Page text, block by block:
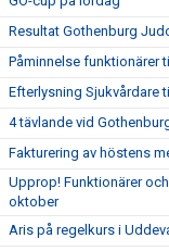
Resultat Gothenburg
Påminnelse funktionärer
Efterlysning Sjukvårdare
4 tävlande vid
Fakturering av höstens
Upprop! Funktionärer
oktober
Aris på regelkurs i